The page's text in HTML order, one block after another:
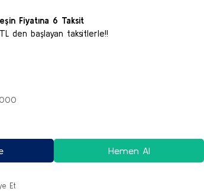
Fiyatına 6 Taksit
den başlayan taksitlerle!!
Hemen Al
Et